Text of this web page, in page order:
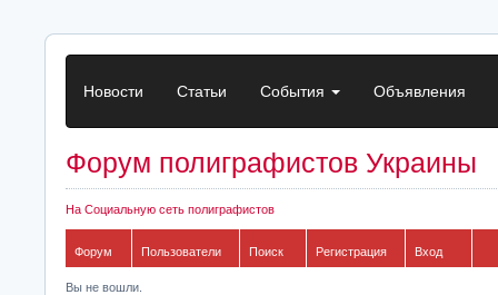
Новости Статьи События Объявления
Форум полиграфистов Украины
На Социальную сеть полиграфистов
Форум Пользователи Поиск Регистрация Вход
Вы не вошли.